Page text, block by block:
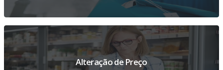
Alteração de Preço